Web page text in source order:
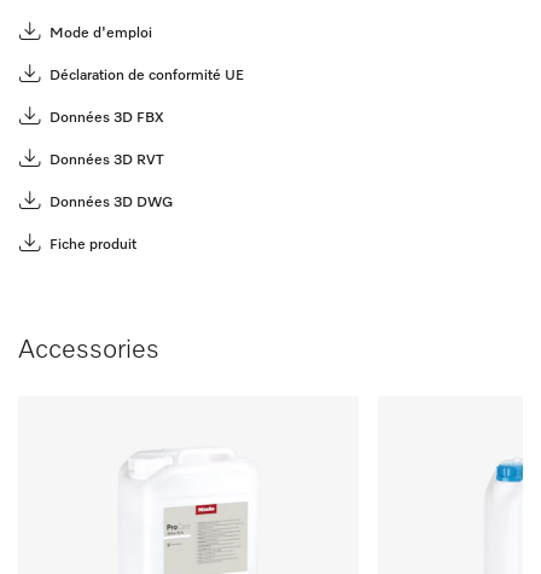
Mode d'emploi
Déclaration de conformité UE
Données 3D FBX
Données 3D RVT
Données 3D DWG
Fiche produit
Accessories